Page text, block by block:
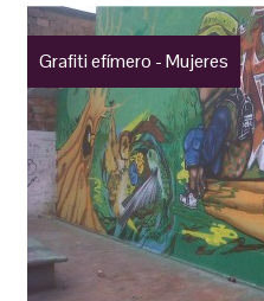
Grafiti efímero - Mujeres